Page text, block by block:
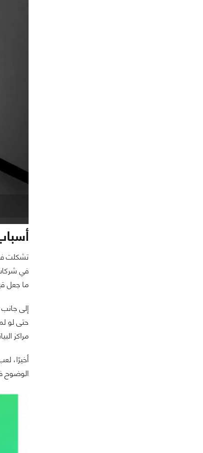
تشكلت
في
ما جعل
إلى
حتى لو
مراكز
أخيرًا،
الوضوح